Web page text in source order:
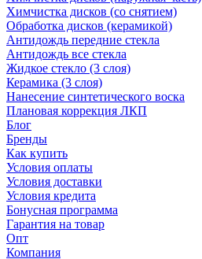
Химчистка дисков (со снятием)
Обработка дисков (керамикой)
Антидождь передние стекла
Антидождь все стекла
Жидкое стекло (3 слоя)
Керамика (3 слоя)
Нанесение синтетического воска
Плановая коррекция ЛКП
Блог
Бренды
Как купить
Условия оплаты
Условия доставки
Условия кредита
Бонусная программа
Гарантия на товар
Опт
Компания